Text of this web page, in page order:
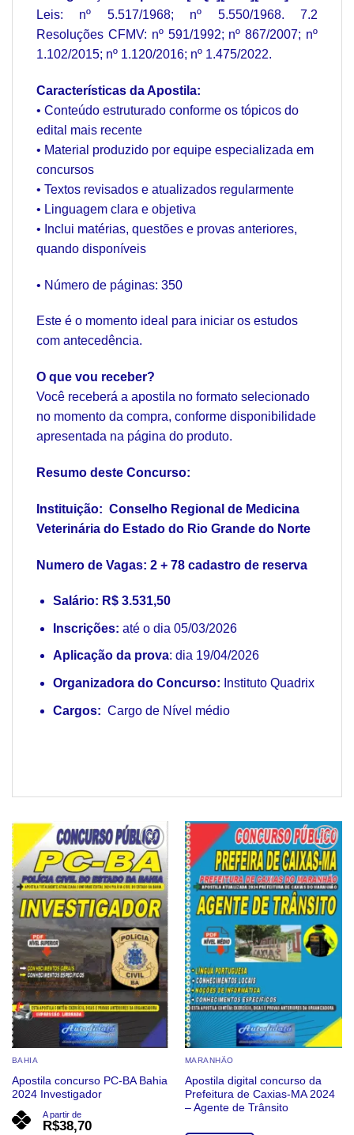
Leis: nº 5.517/1968; nº 5.550/1968. 7.2
Resoluções CFMV: nº 591/1992; nº 867/2007; nº
1.102/2015; nº 1.120/2016; nº 1.475/2022.
Características da Apostila:
• Conteúdo estruturado conforme os tópicos do
edital mais recente
• Material produzido por equipe especializada em
concursos
• Textos revisados e atualizados regularmente
• Linguagem clara e objetiva
• Inclui matérias, questões e provas anteriores,
quando disponíveis
• Número de páginas: 350
Este é o momento ideal para iniciar os estudos
com antecedência.
O que vou receber?
Você receberá a apostila no formato selecionado
no momento da compra, conforme disponibilidade
apresentada na página do produto.
Resumo deste Concurso:
Instituição: Conselho Regional de Medicina
Veterinária do Estado do Rio Grande do Norte
Numero de Vagas: 2 + 78 cadastro de reserva
Salário: R$ 3.531,50
Inscrições: até o dia 05/03/2026
Aplicação da prova: dia 19/04/2026
Organizadora do Concurso: Instituto Quadrix
Cargos: Cargo de Nível médio
Add to
wishlist
BAHIA
Apostila concurso PC-BA Bahia
2024 Investigador
A partir de
R$38,70
Add to
wishlist
MARANHÃO
Apostila digital concurso da
Prefeitura de Caxias-MA 2024
– Agente de Trânsito